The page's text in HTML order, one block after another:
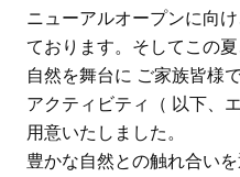
ニューアルオープンに向
ております。そしてこの
自然を舞台に ご家族皆様
アクティビティ（ 以下、
用意いたしました。
豊かな自然との触れ合い